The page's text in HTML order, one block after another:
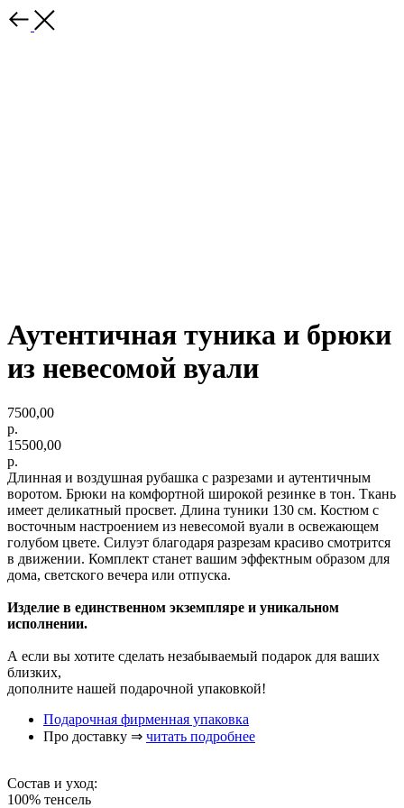
Аутентичная туника и брюки
из невесомой вуали
7500,00
р.
15500,00
р.
Длинная и воздушная рубашка с разрезами и аутентичным
воротом. Брюки на комфортной широкой резинке в тон. Ткань
имеет деликатный просвет. Длина туники 130 см. Костюм с
восточным настроением из невесомой вуали в освежающем
голубом цвете. Силуэт благодаря разрезам красиво смотрится
в движении. Комплект станет вашим эффектным образом для
дома, светского вечера или отпуска.
Изделие в единственном экземпляре и уникальном
исполнении.
А если вы хотите сделать незабываемый подарок для ваших
близких,
дополните нашей подарочной упаковкой!
Подарочная фирменная упаковка
Про доставку ⇒ читать подробнее
Состав и уход:
100% тенсель